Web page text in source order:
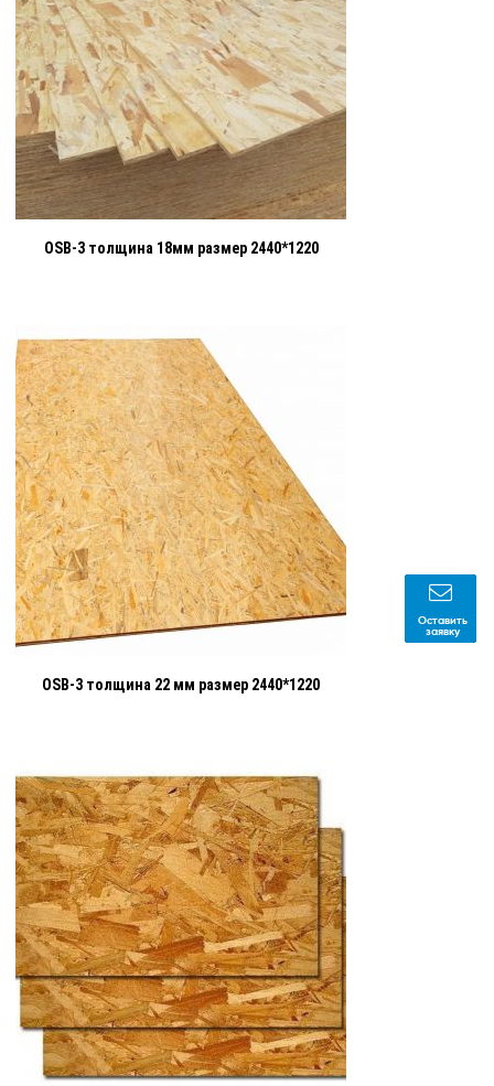
Оставить
заявку
OSB-3 толщина 18мм размер 2440*1220
OSB-3 толщина 22 мм размер 2440*1220